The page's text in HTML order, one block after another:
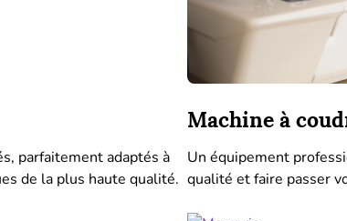
parfaitement adaptés à
de la plus haute qualité.
Machine à
Un équipement
qualité et faire passer